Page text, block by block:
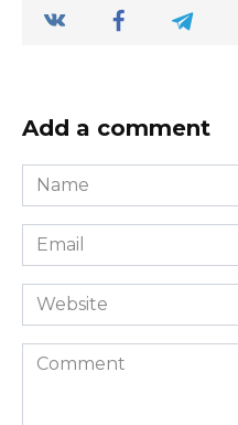
Add a comment
Name
*
Email
*
Website
Comment